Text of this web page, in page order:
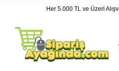
Her 5.000 TL ve Üzeri